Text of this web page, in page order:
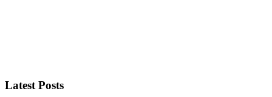
Latest Posts